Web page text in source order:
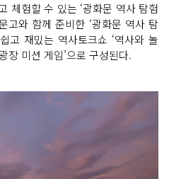
체험할 수 있는 ‘광화문 역사 탐험
고와 함께 준비한 ‘광화문 역사 탐
고 재밌는 역사토크쇼 ‘역사와 놀
장 미션 게임’으로 구성된다.